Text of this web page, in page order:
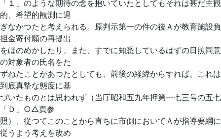
「１」のような期待の念を抱いていたとしてもそれは甚だ主観
的、希望的観測に過
ぎなかつたと考えられる。原判示第一の件の後Ａが教育施設負
担金寄付願の再提出
をほのめかしたり、また、すでに知悉しているはずの日照同意
の対象者の氏名をた
ずねたことがあつたとしても、前後の経緯からすれば、これは
到底真摯な態度に基
づいたものとは思われず（当庁昭和五九年押第一七三号の五七
「Ｄ」○△頁参
照）、従つてこのことから直ちに市側においてＡが指導要綱に
従うよう考えを改め